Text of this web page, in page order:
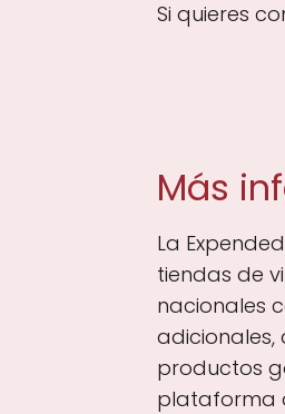
Si quieres
Más
La
tiendas de
nacionales
productos
plataforma